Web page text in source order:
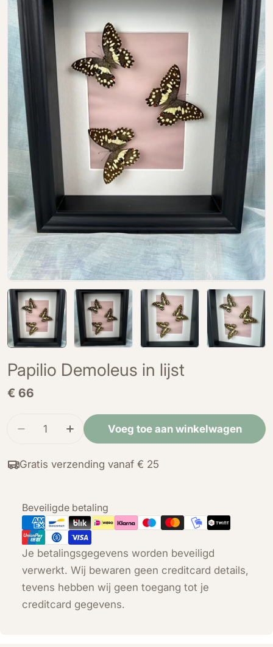
Open media 0 in modal
Papilio Demoleus in lijst
Normale
€ 66
Hoeveelheid
Verminder de hoeveelheid voor Papilio
Verhoog de hoeveelheid voor Papilio
Voeg toe aan winkelwagen
Gratis verzending vanaf € 25
Beveiligde betaling
Betaalmethoden
Je betalingsgegevens worden beveiligd
verwerkt. Wij bewaren geen creditcard details,
tevens hebben wij geen toegang tot je
creditcard gegevens.